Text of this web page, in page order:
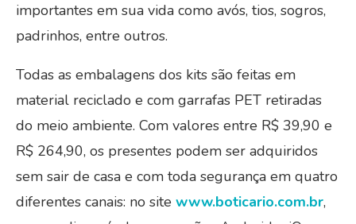
importantes em sua vida como avós, tios, sogros,
padrinhos, entre outros.
Todas as embalagens dos kits são feitas em
material reciclado e com garrafas PET retiradas
do meio ambiente. Com valores entre R$ 39,90 e
R$ 264,90, os presentes podem ser adquiridos
sem sair de casa e com toda segurança em quatro
diferentes canais: no site www.boticario.com.br,